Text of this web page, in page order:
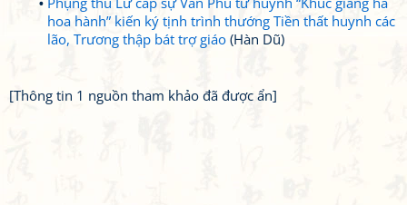
hoa hành” kiến ký tịnh trình thướng Tiền thất huynh các
lão, Trương thập bát trợ giáo (Hàn Dũ)
[Thông tin 1 nguồn tham khảo đã được ẩn]